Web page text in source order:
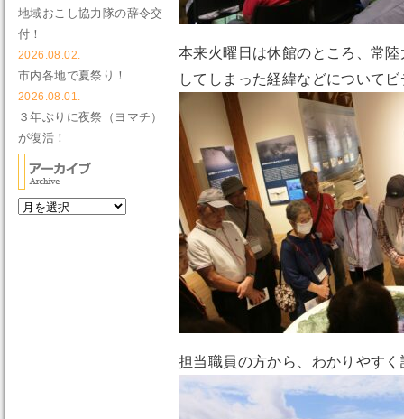
本来火曜日は休館のところ、常
してしまった経緯などについて
担当職員の方から、わかりやす
地域おこし協力隊の辞令交
付！
2026.08.02.
市内各地で夏祭り！
2026.08.01.
３年ぶりに夜祭（ヨマチ）
が復活！